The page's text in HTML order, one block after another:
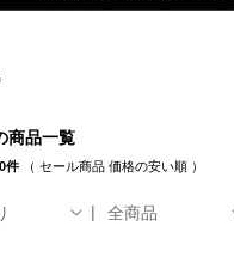
商品一覧
件（ セール商品 価格の安い順）
全商品